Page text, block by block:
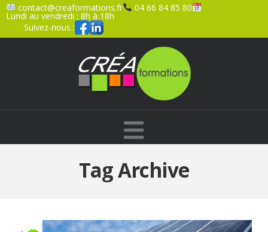
contact@creaformations.fr 04 66 84 85 80
Lundi au vendredi : 8h à 18h
Suivez-nous :
Navigation
Tag Archive